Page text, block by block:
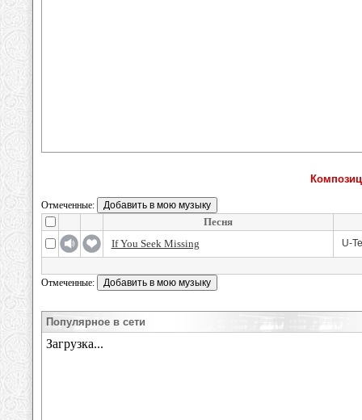
Отмеченные:
Песня
If You Seek Missing
U-
Отмеченные:
Популярное в сети